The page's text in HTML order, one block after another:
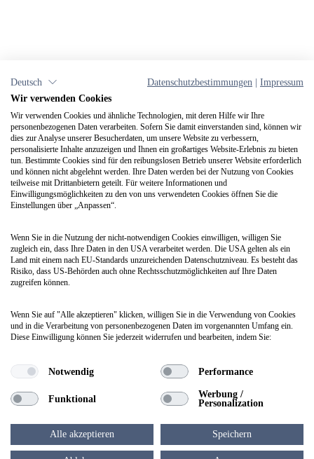
Deutsch Datenschutzbestimmungen | Impressum
Wir verwenden Cookies
Wir verwenden Cookies und ähnliche Technologien, mit deren Hilfe wir Ihre
personenbezogenen Daten verarbeiten. Sofern Sie damit einverstanden sind, können wir
dies zur Analyse unserer Besucherdaten, um unsere Website zu verbessern,
personalisierte Inhalte anzuzeigen und Ihnen ein großartiges Website-Erlebnis zu bieten
tun. Bestimmte Cookies sind für den reibungslosen Betrieb unserer Website erforderlich
und können nicht abgelehnt werden. Ihre Daten werden bei der Nutzung von Cookies
teilweise mit Drittanbietern geteilt. Für weitere Informationen und
Einwilligungsmöglichkeiten zu den von uns verwendeten Cookies öffnen Sie die
Einstellungen über „Anpassen“.
Wenn Sie in die Nutzung der nicht-notwendigen Cookies einwilligen, willigen Sie
zugleich ein, dass Ihre Daten in den USA verarbeitet werden. Die USA gelten als ein
Land mit einem nach EU-Standards unzureichenden Datenschutzniveau. Es besteht das
Risiko, dass US-Behörden auch ohne Rechtsschutzmöglichkeiten auf Ihre Daten
zugreifen können.
Wenn Sie auf "Alle akzeptieren" klicken, willigen Sie in die Verwendung von Cookies
und in die Verarbeitung von personenbezogenen Daten im vorgenannten Umfang ein.
Diese Einwilligung können Sie jederzeit widerrufen und bearbeiten, indem Sie:
Notwendig Performance
Funktional
Werbung /
Personalization
Alle akzeptieren Speichern